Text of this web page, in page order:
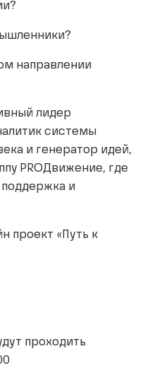
направлении
лидер
системы
и генератор идей,
PROДвижение, где
поддержка и
проект «Путь к
проходить